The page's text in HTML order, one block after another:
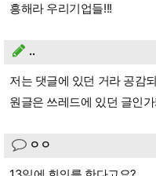
흥해라 우리기업들!!!
..
저는 댓글에 있던 거라 공감
원글은 쓰레드에 있던 글인
ㅇㅇ